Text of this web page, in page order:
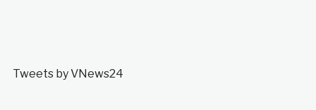
Tweets by VNews24